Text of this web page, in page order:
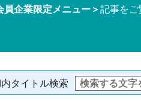
員企業限定メニュー＞記事を
タイトル検索